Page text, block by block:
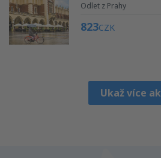
Odlet z Prahy
823CZK
Ukaž více